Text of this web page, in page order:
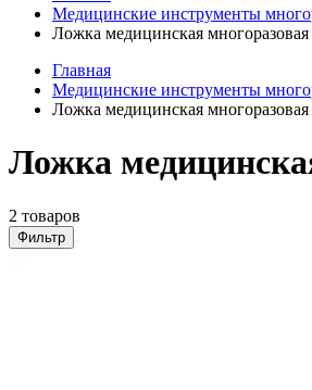
Медицинские инструменты
Ложка медицинская многоразовая
Главная
Медицинские инструменты
Ложка медицинская многоразовая
Ложка
2 товаров
Фильтр